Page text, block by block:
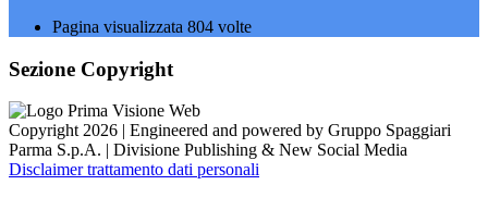
Pagina visualizzata 804 volte
Sezione Copyright
Copyright 2026 | Engineered and powered by Gruppo Spaggiari
Parma S.p.A. | Divisione Publishing & New Social Media
Disclaimer trattamento dati personali